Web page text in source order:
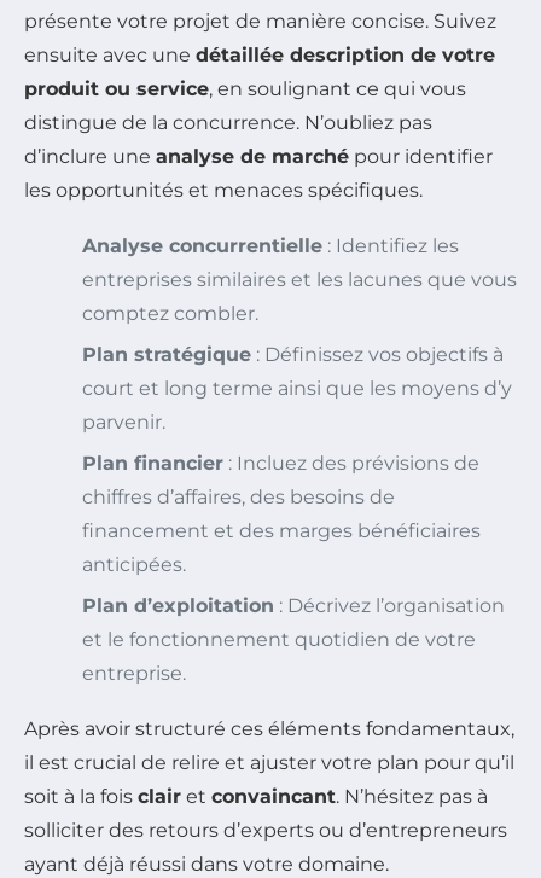
présente votre projet de manière concise. Suivez
ensuite avec une détaillée description de votre
produit ou service, en soulignant ce qui vous
distingue de la concurrence. N’oubliez pas
d’inclure une analyse de marché pour identifier
les opportunités et menaces spécifiques.
Analyse concurrentielle : Identifiez les
entreprises similaires et les lacunes que vous
comptez combler.
Plan stratégique : Définissez vos objectifs à
court et long terme ainsi que les moyens d’y
parvenir.
Plan financier : Incluez des prévisions de
chiffres d’affaires, des besoins de
financement et des marges bénéficiaires
anticipées.
Plan d’exploitation : Décrivez l’organisation
et le fonctionnement quotidien de votre
entreprise.
Après avoir structuré ces éléments fondamentaux,
il est crucial de relire et ajuster votre plan pour qu’il
soit à la fois clair et convaincant. N’hésitez pas à
solliciter des retours d’experts ou d’entrepreneurs
ayant déjà réussi dans votre domaine.